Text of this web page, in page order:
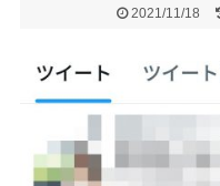
2021/11/18